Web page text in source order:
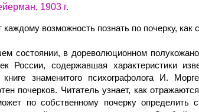
1903 г.
каждому возможность познать по почерку,
состоянии, в дореволюционном
России, содержавшая характеристики
знаменитого психографолога И.
почерков. Читатель узнает, как
по собственному почерку